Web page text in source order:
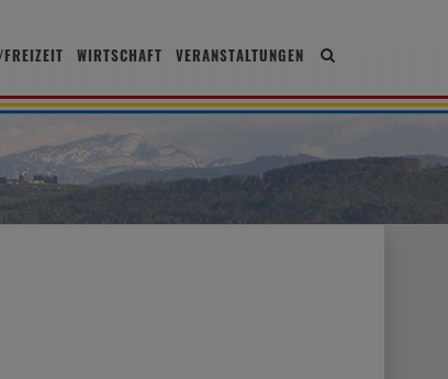
Site
toggle
WIRTSCHAFT VERANSTALTUNGEN